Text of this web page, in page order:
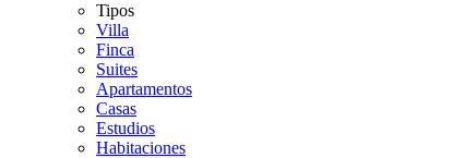
Tipos
Villa
Finca
Suites
Apartamentos
Casas
Estudios
Habitaciones